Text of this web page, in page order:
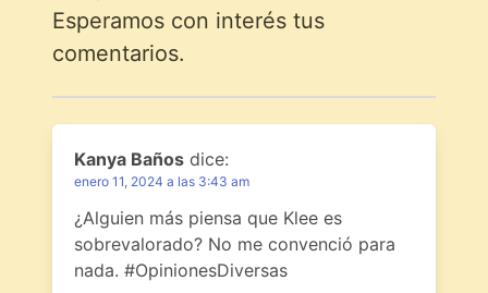
Esperamos con interés tus
comentarios.
Kanya Baños dice:
enero 11, 2024 a las 3:43 am
¿Alguien más piensa que Klee es
sobrevalorado? No me convenció para
nada. #OpinionesDiversas